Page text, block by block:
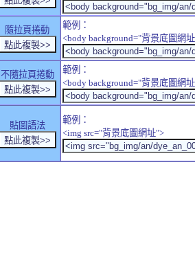
隨拉頁捲動
範例：
<body background="背景底圖網
不隨拉頁捲動
範例：
<body background="背景底圖網
貼圖語法
範例：
<img src="背景底圖網址">